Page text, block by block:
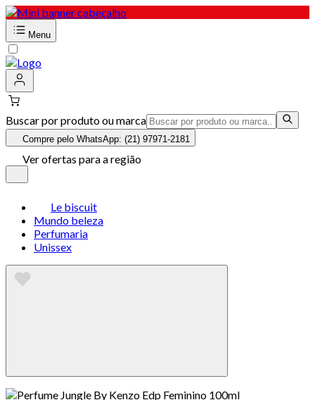
Menu
Buscar por produto ou marca
Compre pelo WhatsApp: (21) 97971-2181
Ver ofertas para a região
Le biscuit
Mundo beleza
Perfumaria
Unissex